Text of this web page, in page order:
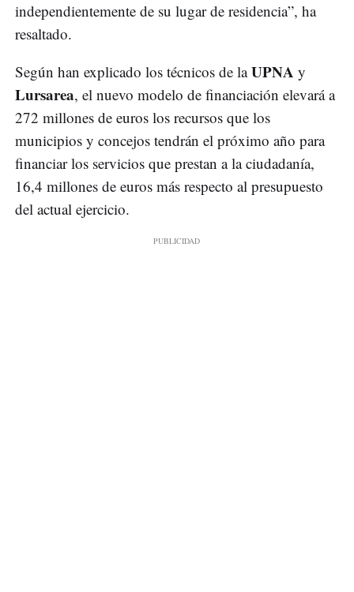
independientemente de su lugar de residencia”, ha
resaltado.
Según han explicado los técnicos de laUPNA y
Lursarea, el nuevo modelo de financiación elevará a
272 millones de euros los recursos que los
municipios y concejos tendrán el próximo año para
financiar los servicios que prestan a la ciudadanía,
16,4 millones de euros más respecto al presupuesto
del actual ejercicio.